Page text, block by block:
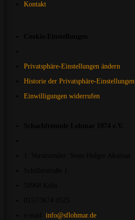
Kontakt
Privatsphäre-Einstellungen ändern
Historie der Privatsphäre-Einstellungen
Einwilligungen widerrufen
info@sflohmar.de